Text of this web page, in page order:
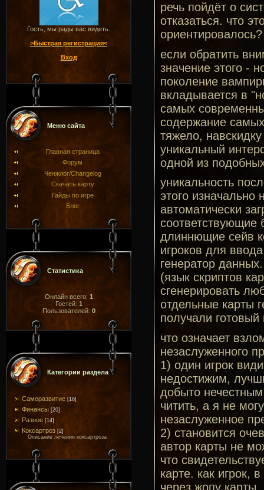
Гость, мы рады вас видеть.
>Быстрая регистрация<
Вход
Меню сайта
Главная страница
Форум
Ченжлог/Changelog
Скачать карту
Гайды по игре
Блог
Статистика
Онлайн всего: 1
Гостей: 1
Пользователей: 0
Категории раздела
Саморазвитие [16]
Финансы [20]
Разное [14]
Коксартроз [2]
Описание лечения коксартроза
речь пойдёт о
отказаться. что
ориентировалось?
если обратить
значение этого -
поколение
вкладывается в
самых
содержание
тяжело,
уникальный
одной из
уникальность
этого
автоматически
соответствующие
длиннющие сейв
игроков для
генератор
(язык скриптов
сгенерировать
отдельные карты
получали готовый
что означает
незаслуженного
1) один игрок
недостижим,
добыто
читить, а я не
незаслуженное
2) становится
автор карты не
что
карте. как игрок,
через жопу